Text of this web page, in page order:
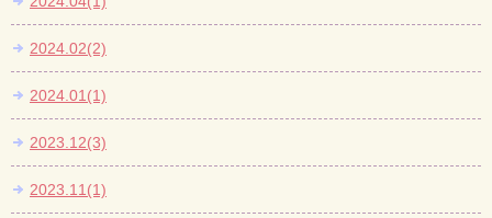
2024.02(2)
2024.01(1)
2023.12(3)
2023.11(1)